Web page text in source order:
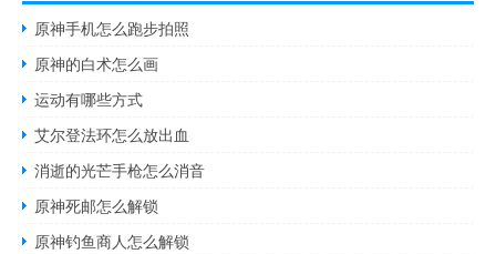
原神手机怎么跑步拍照
原神的白术怎么画
运动有哪些方式
艾尔登法环怎么放出血
消逝的光芒手枪怎么消音
原神死邮怎么解锁
原神钓鱼商人怎么解锁